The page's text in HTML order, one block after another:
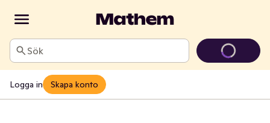
Sök
Logga in Skapa konto